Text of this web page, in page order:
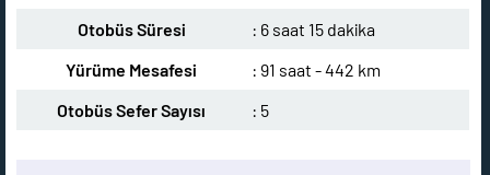
Otobüs Süresi
: 6 saat 15 dakika
Yürüme Mesafesi
: 91 saat - 442 km
Otobüs Sefer Sayısı
: 5